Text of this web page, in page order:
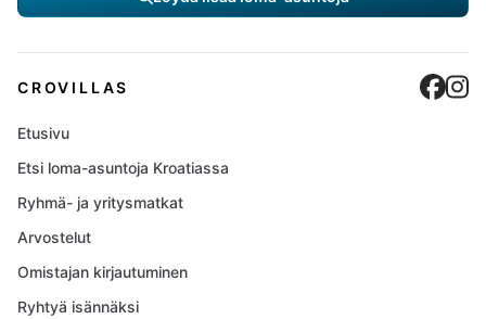
CROVILLAS
Etusivu
Etsi loma-asuntoja Kroatiassa
Ryhmä- ja yritysmatkat
Arvostelut
Omistajan kirjautuminen
Ryhtyä isännäksi